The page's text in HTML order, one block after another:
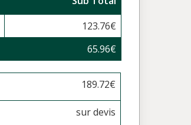
123.76€
65.96€
189.72€
sur devis